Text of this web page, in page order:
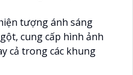
tượng ánh sáng
cung cấp hình ảnh
cả trong các khung